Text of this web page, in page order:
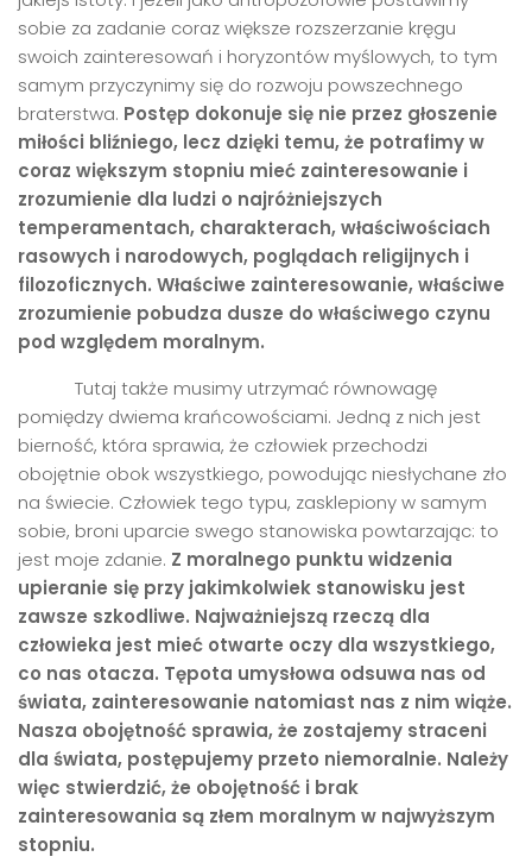
sobie za zadanie coraz większe rozszerzanie kręgu
swoich zainteresowań i horyzontów myślowych, to tym
samym przyczynimy się do rozwoju powszechnego
braterstwa. Postęp dokonuje się nie przez głoszenie
miłości bliźniego, lecz dzięki temu, że potrafimy w
coraz większym stopniu mieć zainteresowanie i
zrozumienie dla ludzi o najróżniejszych
temperamentach, charakterach, właściwościach
rasowych i narodowych, poglądach religijnych i
filozoficznych. Właściwe zainteresowanie, właściwe
zrozumienie pobudza dusze do właściwego czynu
pod względem moralnym.
Tutaj także musimy utrzymać równowagę
pomiędzy dwiema krańcowościami. Jedną z nich jest
bierność, która sprawia, że człowiek przechodzi
obojętnie obok wszystkiego, powodując niesłychane zło
na świecie. Człowiek tego typu, zasklepiony w samym
sobie, broni uparcie swego stanowiska powtarzając: to
jest moje zdanie. Z moralnego punktu widzenia
upieranie się przy jakimkolwiek stanowisku jest
zawsze szkodliwe. Najważniejszą rzeczą dla
człowieka jest mieć otwarte oczy dla wszystkiego,
co nas otacza. Tępota umysłowa odsuwa nas od
świata, zainteresowanie natomiast nas z nim wiąże.
Nasza obojętność sprawia, że zostajemy straceni
dla świata, postępujemy przeto niemoralnie. Należy
więc stwierdzić, że obojętność i brak
zainteresowania są złem moralnym w najwyższym
stopniu.